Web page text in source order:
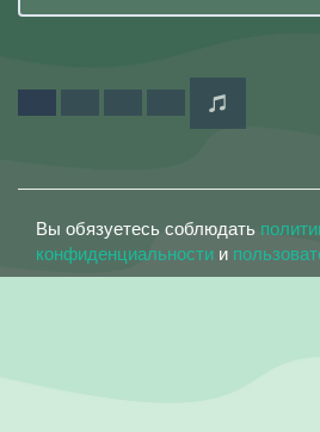
Вы обязуетесь соблюдать
конфиденциальности и